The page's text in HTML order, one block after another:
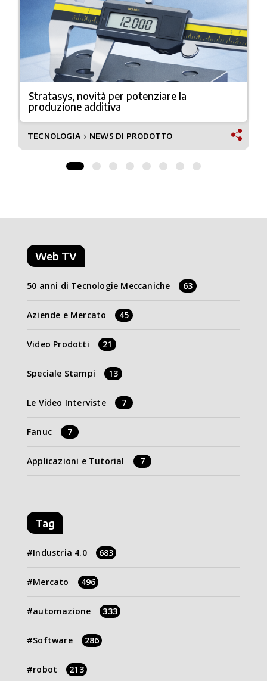
Stratasys, novità per potenziare la
produzione additiva
TECNOLOGIA ❯ NEWS DI PRODOTTO
Web TV
50 anni di Tecnologie Meccaniche 63
Aziende e Mercato 45
Video Prodotti 21
Speciale Stampi 13
Le Video Interviste 7
Fanuc 7
Applicazioni e Tutorial 7
Tag
Industria 4.0 683
Mercato 496
automazione 333
Software 286
robot 213